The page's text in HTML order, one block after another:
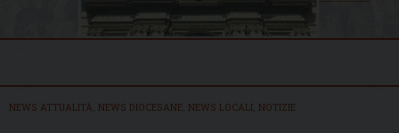
NEWS ATTUALITÀ NEWS DIOCESANE NEWS LOCALI NOTIZIE